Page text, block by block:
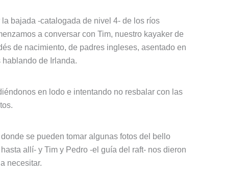
la bajada -catalogada de nivel 4- de los ríos
a conversar con Tim, nuestro kayaker de
de nacimiento, de padres ingleses, asentado en
de Irlanda.
en lodo e intentando no resbalar con las
se pueden tomar algunas fotos del bello
allí- y Tim y Pedro -el guía del raft- nos dieron
necesitar.